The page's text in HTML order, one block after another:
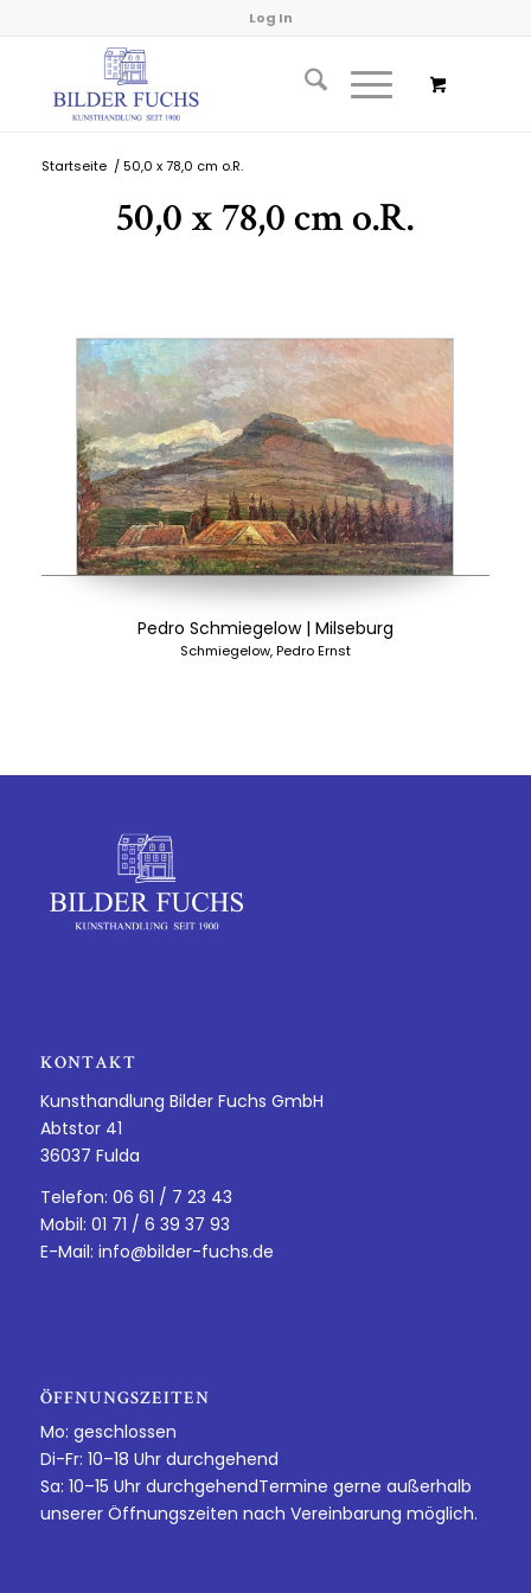
Log In
Startseite / 50,0 x 78,0 cm o.R.
50,0 x 78,0 cm o.R.
Pedro Schmiegelow | Milseburg
Schmiegelow, Pedro Ernst
KONTAKT
Kunsthandlung Bilder Fuchs GmbH
Abtstor 41
36037 Fulda
Telefon: 06 61 / 7 23 43
Mobil: 01 71 / 6 39 37 93
E-Mail: info@bilder-fuchs.de
ÖFFNUNGSZEITEN
Mo: geschlossen
Di-Fr: 10–18 Uhr durchgehend
Sa: 10–15 Uhr durchgehendTermine gerne außerhalb
unserer Öffnungszeiten nach Vereinbarung möglich.